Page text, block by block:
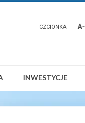
CZCIONKA A-
INWESTYCJE